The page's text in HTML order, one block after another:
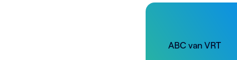
ABC van VRT